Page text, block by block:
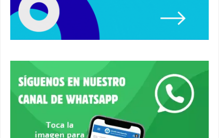
Primer premio de casetas 2026.
#alcaladeguadaira #ferias